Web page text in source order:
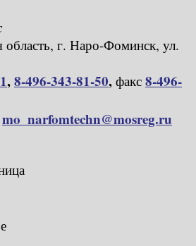
область, г. Наро-Фоминск, ул.
,8-496-343-81-50, факс 8-496-
mo_narfomtechn@mosreg.ru